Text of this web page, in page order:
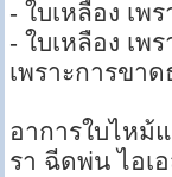
- ใบเหลือง เพ
- ใบเหลือง เ
เพราะการขา
อาการใบไหม้
รา ฉีดพ่น ไอเ